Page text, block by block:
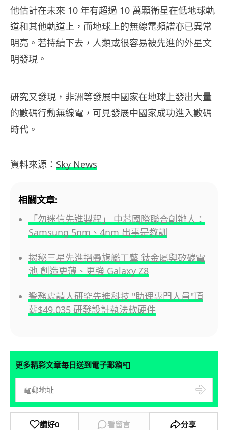
他估計在未來 10 年有超過 10 萬顆衛星在低地球軌
道和其他軌道上，而地球上的無線電頻譜亦已異常
明亮。若持續下去，人類或很容易被先進的外星文
明發現。
研究又發現，非洲等發展中國家在地球上發出大量
的數碼行動無線電，可見發展中國家成功進入數碼
時代。
資料來源： Sky News
相關文章:
「勿迷信先進製程」 中芯國際聯合創辦人：
Samsung 5nm、4nm 出事是教訓
揭秘三星先進摺疊旗艦工藝 鈦金屬與矽碳電
池 創造更薄、更強 Galaxy Z8
警務處請人研究先進科技 "助理專門人員"頂
薪$49,035 研發設計執法軟硬件
更多精彩文章每日送到電子郵箱📮
讚好0 看留言 分享